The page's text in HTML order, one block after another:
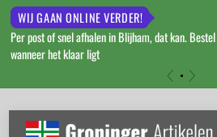
WIJ GAAN ONLINE VERDER!
Per post of snel afhalen in Blijham, dat kan.
wanneer het klaar ligt